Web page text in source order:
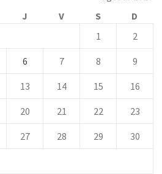
J V S
D
1
2
6 7 8 9
13 14 15 16
20 21 22 23
27 28 29 30